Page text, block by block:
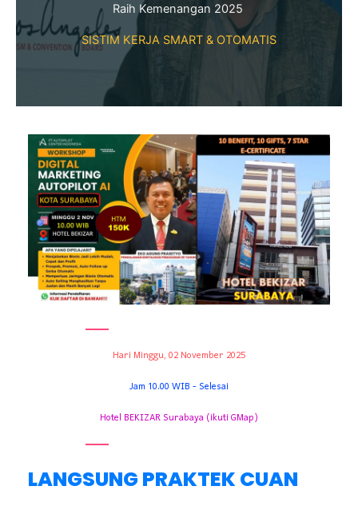
Raih Kemenangan 2025
SISTIM KERJA SMART & OTOMATIS
Hari Minggu, 02 November 2025
Jam 10.00 WIB - Selesai
Hotel BEKIZAR Surabaya (ikuti GMap)
LANGSUNG PRAKTEK CUAN